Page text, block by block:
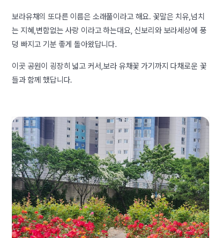
보라유채의 또다른 이름은 소래풀이라고 해요. 꽃말은 치유,넘치
는 지혜,변함없는 사랑 이라고 하는대요, 신보리와 보라세상에 풍
덩 빠지고 기분 좋게 돌아왔답니다.
이곳 공원이 굉장히 넓고 커서,보라 유채꽃 가기까지 다채로운 꽃
들과 함께 했답니다.